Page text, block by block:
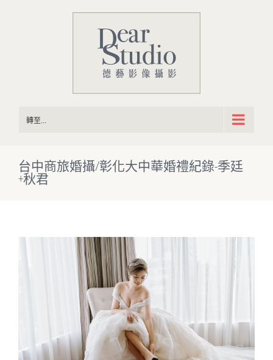
轉至...
台中商旅婚攝/彰化大中華婚禮紀錄-季廷
+秋君
View